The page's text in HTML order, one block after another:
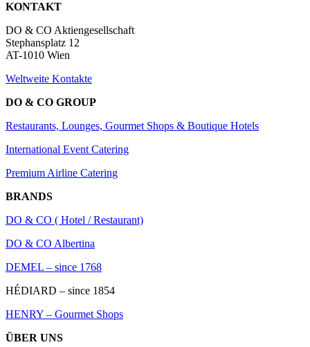
KONTAKT
DO & CO Aktiengesellschaft
Stephansplatz 12
AT-1010 Wien
Weltweite Kontakte
DO & CO GROUP
Restaurants, Lounges, Gourmet Shops & Boutique Hotels
International Event Catering
Premium Airline Catering
BRANDS
DO & CO ( Hotel / Restaurant)
DO & CO Albertina
DEMEL – since 1768
HÉDIARD – since 1854
HENRY – Gourmet Shops
ÜBER UNS